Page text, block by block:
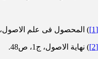
[1] ) المحصول فی علم الاصول، ج1،
[2] ) نهایة الاصول، ج1، ص48.